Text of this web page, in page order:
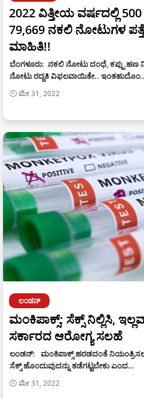
2022 ವಿತ್ತೀಯ ವರ್ಷದಲ್ಲಿ
79,669 ನಕಲಿ ನೋಟುಗಳ
ಮಾಹಿತಿ!!
ಬೆಂಗಳೂರು: ನಕಲಿ ನೋಟು ದಂಧೆ, ಕಪ್ಪು ಹಣ
ನೋಟು ರದ್ದತಿ ವಿಫಲವಾಯಿತೇ..
ಮೇ 31, 2022
ಲಂಡನ್
ಮಂಕಿಪಾಕ್ಸ್: ಸೆಕ್ಸ್ ನಿಲ್ಲಿಸಿ,
ಸರ್ಕಾರದ ಆರೋಗ್ಯ ಸಲಹೆ
ಲಂಡನ್: ಮಂಕಿಪಾಕ್ಸ್ ಹರಡದಂತೆ
ಸೆಕ್ಸ್ ಹೊಂದುವುದನ್ನು ತಡೆಗಟ್ಟಬೇಕು ಎಂದ…
ಮೇ 31, 2022